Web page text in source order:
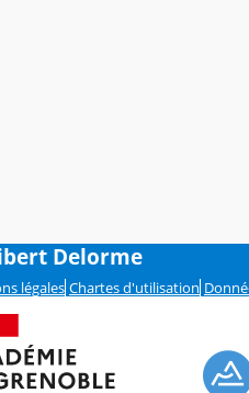
Delorme
légales Chartes d'utilisation